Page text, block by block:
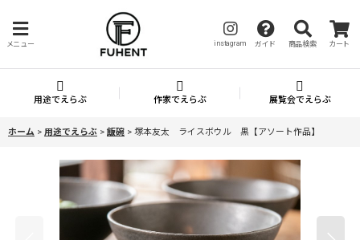
メニュー instagram ガイド 商品検索 カート
用途でえらぶ 作家でえらぶ 展覧会でえらぶ
ホーム > 用途でえらぶ > 飯碗 > 塚本友太 ライスボウル 黒【アソート作品】